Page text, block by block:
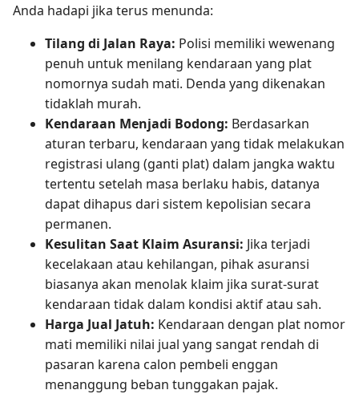
Anda hadapi jika terus menunda:
Tilang di Jalan Raya: Polisi memiliki wewenang
penuh untuk menilang kendaraan yang plat
nomornya sudah mati. Denda yang dikenakan
tidaklah murah.
Kendaraan Menjadi Bodong: Berdasarkan
aturan terbaru, kendaraan yang tidak melakukan
registrasi ulang (ganti plat) dalam jangka waktu
tertentu setelah masa berlaku habis, datanya
dapat dihapus dari sistem kepolisian secara
permanen.
Kesulitan Saat Klaim Asuransi: Jika terjadi
kecelakaan atau kehilangan, pihak asuransi
biasanya akan menolak klaim jika surat-surat
kendaraan tidak dalam kondisi aktif atau sah.
Harga Jual Jatuh: Kendaraan dengan plat nomor
mati memiliki nilai jual yang sangat rendah di
pasaran karena calon pembeli enggan
menanggung beban tunggakan pajak.